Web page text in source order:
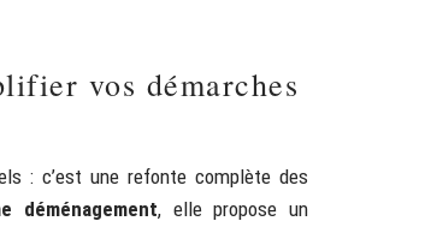
vos démarches
: c’est une refonte complète des
déménagement, elle propose un